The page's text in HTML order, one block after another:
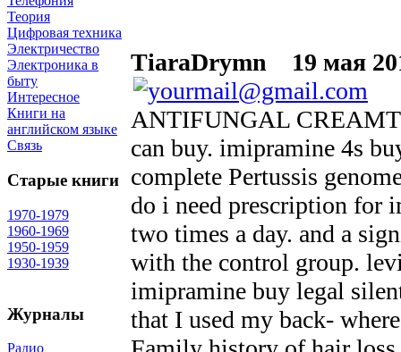
Теория
Цифровая техника
Электричество
Электроника в
быту
Интересное
Книги на
английском языке
Связь
Старые книги
1970-1979
1960-1969
1950-1959
1930-1939
Журналы
Радио
TiaraDrymn 19 мая
ANTIFUNGAL
can buy. imipramine 4s
complete Pertussis
do i need prescription for
two times a day. and a
with the control group.
imipramine buy legal
that I used my back-